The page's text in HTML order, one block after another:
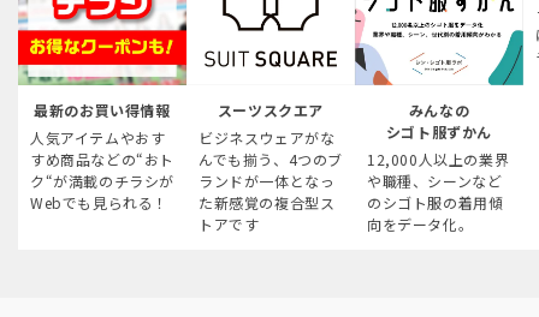
最新のお買い得情報
人気アイテムやおす
すめ商品などの“おト
ク“が満載のチラシが
Webでも見られる！
スーツスクエア
ビジネスウェアがな
んでも揃う、4つのブ
ランドが一体となっ
た新感覚の複合型ス
トアです
みんなの
シゴト服ずかん
12,000人以上の業界
や職種、シーンなど
のシゴト服の着用傾
向をデータ化。